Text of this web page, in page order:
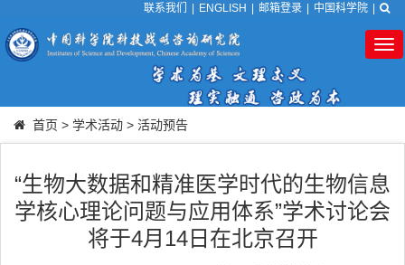
联系我们 ENGLISH 邮箱登录 中国科学院
首页 > 学术活动 > 活动预告
“生物大数据和精准医学时代的生物信息
学核心理论问题与应用体系”学术讨论会
将于4月14日在北京召开